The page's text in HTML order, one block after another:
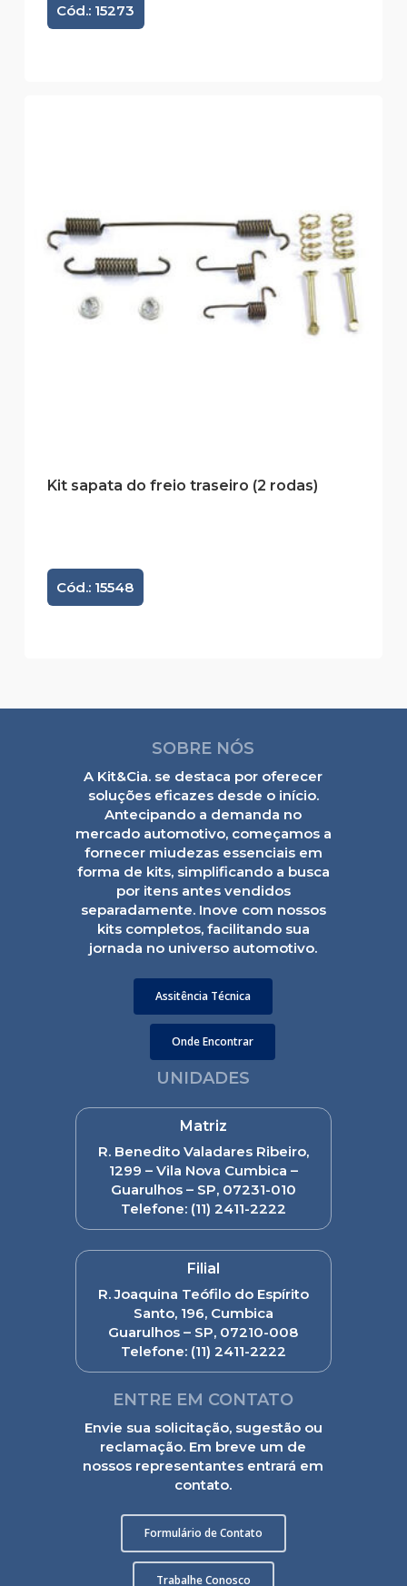
Cód.: 15273
Kit sapata do freio traseiro (2 rodas)
Cód.: 15548
SOBRE NÓS
A Kit&Cia. se destaca por oferecer
soluções eficazes desde o início.
Antecipando a demanda no
mercado automotivo, começamos a
fornecer miudezas essenciais em
forma de kits, simplificando a busca
por itens antes vendidos
separadamente. Inove com nossos
kits completos, facilitando sua
jornada no universo automotivo.
Assitência Técnica
Onde Encontrar
UNIDADES
Matriz
R. Benedito Valadares Ribeiro,
1299 – Vila Nova Cumbica –
Guarulhos – SP, 07231-010
Telefone: (11) 2411-2222
Filial
R. Joaquina Teófilo do Espírito
Santo, 196, Cumbica
Guarulhos – SP, 07210-008
Telefone:(11) 2411-2222
ENTRE EM CONTATO
Envie sua solicitação, sugestão ou
reclamação. Em breve um de
nossos representantes entrará em
contato.
Formulário de Contato
Trabalhe Conosco